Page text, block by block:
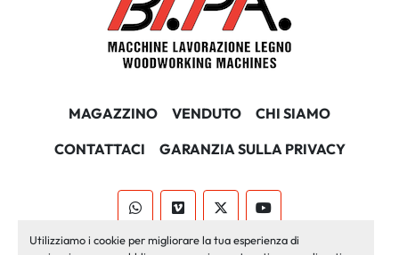
Utilizziamo i cookie per migliorare la tua esperienza di
MAGAZZINO VENDUTO
CHI SIAMO
CONTATTACI
GARANZIA SULLA PRIVACY
whatsappvimeo twitteryoutube
Machinio Systemsito web diMachinio